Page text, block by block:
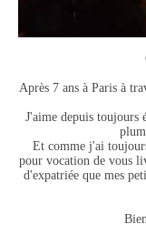
Après 7 ans à Paris à
J'aime depuis toujours
Et comme j'ai
pour vocation de vous
d'expatriée que mes